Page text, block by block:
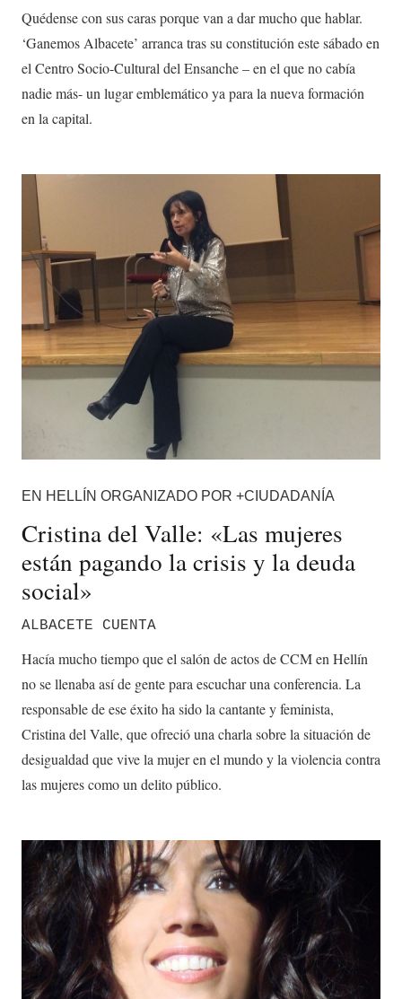
Quédense con sus caras porque van a dar mucho que hablar.
‘Ganemos Albacete’ arranca tras su constitución este sábado en
el Centro Socio-Cultural del Ensanche – en el que no cabía
nadie más- un lugar emblemático ya para la nueva formación
en la capital.
EN HELLÍN ORGANIZADO POR +CIUDADANÍA
Cristina del Valle: «Las mujeres
están pagando la crisis y la deuda
social»
ALBACETE CUENTA
Hacía mucho tiempo que el salón de actos de CCM en Hellín
no se llenaba así de gente para escuchar una conferencia. La
responsable de ese éxito ha sido la cantante y feminista,
Cristina del Valle, que ofreció una charla sobre la situación de
desigualdad que vive la mujer en el mundo y la violencia contra
las mujeres como un delito público.